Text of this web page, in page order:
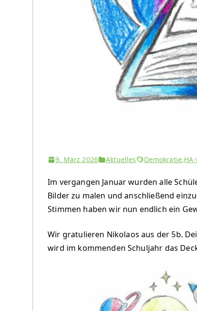
9. März 2026 Aktuelles Demokratie,
Im vergangen Januar wurden alle
Bilder zu malen und anschließend
Stimmen haben wir nun endlich ein
Wir gratulieren Nikolaos aus der 5b.
wird im kommenden Schuljahr das